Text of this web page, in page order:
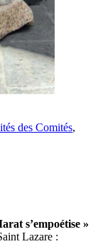
des Comités,
s’empoétise »
Lazare :